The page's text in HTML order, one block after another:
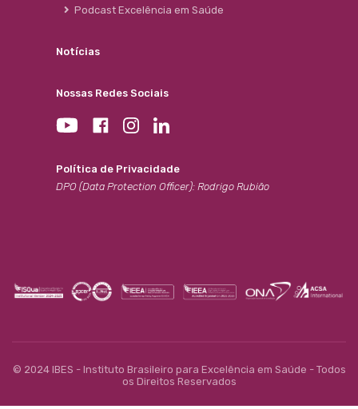
Podcast Excelência em Saúde
Notícias
Nossas Redes Sociais
Política de Privacidade
DPO (Data Protection Officer): Rodrigo Rubião
© 2024 IBES - Instituto Brasileiro para Excelência em Saúde - Todos
os Direitos Reservados